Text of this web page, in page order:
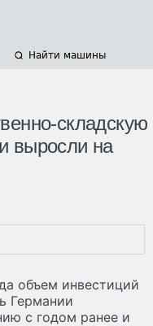
Найти машины
складскую
выросли на
объем инвестиций
Германии
с годом ранее и